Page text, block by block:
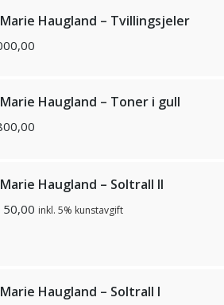
Marie Haugland – Tvillingsjeler
Marie Haugland – Toner i gull
Marie Haugland – Soltrall ll
inkl. 5% kunstavgift
Haugland – Soltrall l